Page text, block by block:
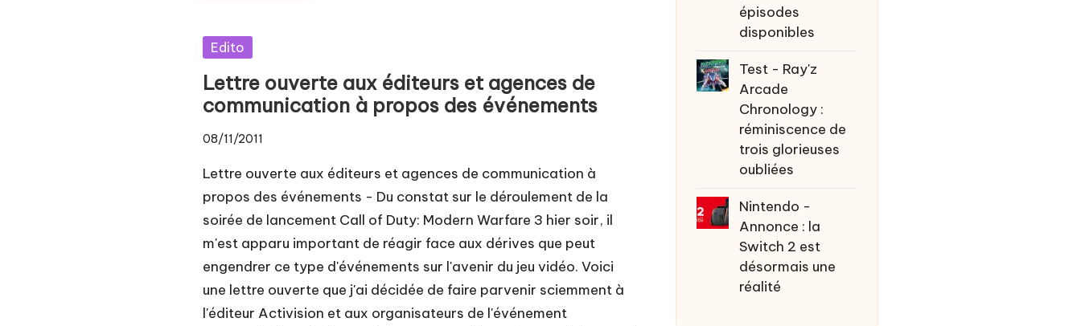
Posted
Edito
Lettre ouverte aux éditeurs et agences de
communication à propos des événements
08/11/2011
Lettre ouverte aux éditeurs et agences de communication à
propos des événements - Du constat sur le déroulement de la
soirée de lancement Call of Duty: Modern Warfare 3 hier soir, il
m'est apparu important de réagir face aux dérives que peut
engendrer ce type d'événements sur l'avenir du jeu vidéo. Voici
une lettre ouverte que j'ai décidée de faire parvenir sciemment à
l'éditeur Activision et aux organisateurs de l'événement
épisodes
disponibles
Test - Ray'z
Arcade
Chronology :
réminiscence de
trois glorieuses
oubliées
Nintendo -
Annonce : la
Switch 2 est
désormais une
réalité